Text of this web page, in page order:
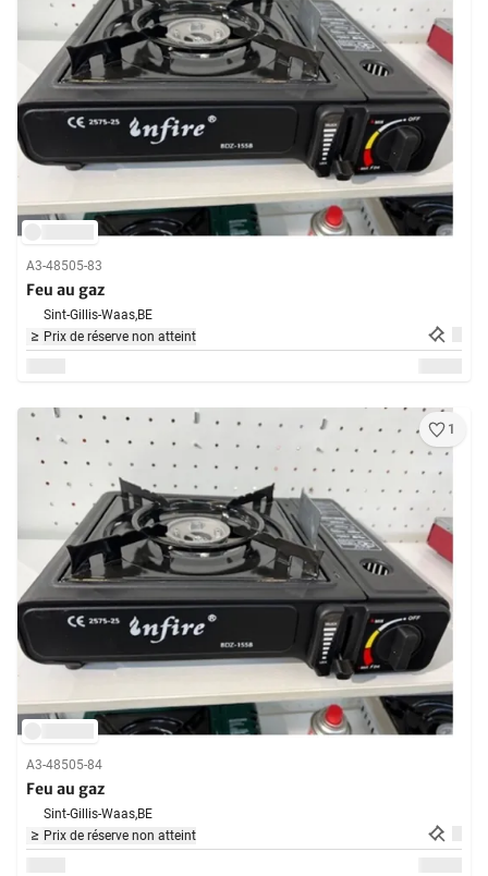
A3-48505-83
Feu au gaz
Sint-Gillis-Waas,BE
Prix de réserve non atteint
1
A3-48505-84
Feu au gaz
Sint-Gillis-Waas,BE
Prix de réserve non atteint